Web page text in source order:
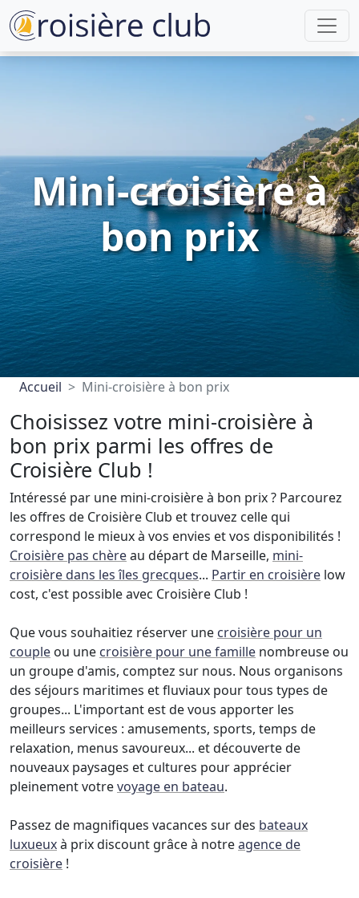
Mini-croisière à
bon prix
Accueil Mini-croisière à bon prix
Choisissez votre mini-croisière à
bon prix parmi les offres de
Croisière Club !
Intéressé par une mini-croisière à bon prix ? Parcourez
les offres de Croisière Club et trouvez celle qui
correspond le mieux à vos envies et vos disponibilités !
Croisière pas chèreau départ de Marseille, mini-
croisière dans les îles grecques... Partir en croisière low
cost, c'est possible avec Croisière Club !
Que vous souhaitiez réserver une croisière pour un
couple ou une croisière pour une famille nombreuse ou
un groupe d'amis, comptez sur nous. Nous organisons
des séjours maritimes et fluviaux pour tous types de
groupes... L'important est de vous apporter les
meilleurs services : amusements, sports, temps de
relaxation, menus savoureux... et découverte de
nouveaux paysages et cultures pour apprécier
pleinement votrevoyage en bateau.
Passez de magnifiques vacances sur des bateaux
luxueuxà prix discount grâce à notreagence de
croisière !